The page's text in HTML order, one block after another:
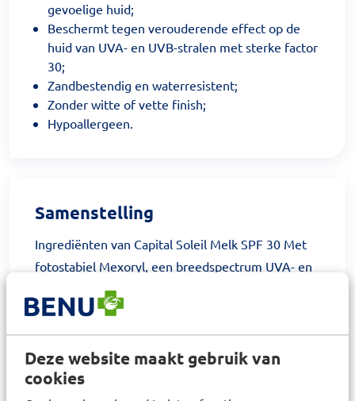
Deze website maakt gebruik van
cookies
gevoelige huid;
Beschermt tegen verouderende effect op de
huid van UVA- en UVB-stralen met sterke factor
30;
Zandbestendig en waterresistent;
Zonder witte of vette finish;
Hypoallergeen.
Samenstelling
Ingrediënten van Capital Soleil Melk SPF 30 Met
fotostabiel Mexoryl, een breedspectrum UVA- en
UVB-filtersysteem dat de huid helpt beschermen.
Volledige ingrediëntenlijst: Aqua / Water - C12-15
Alkyl Benzoate - Glycerin - Propylene Glycol -
Isohexadecane - Titanium Dioxide [Nano] /
Titanium Dioxide - Butyl